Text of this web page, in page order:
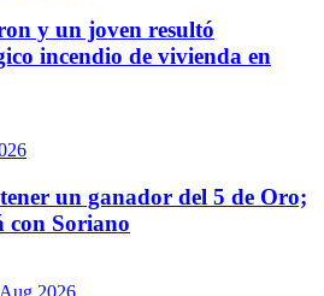
y un joven resultó
incendio de vivienda en
un ganador del 5 de Oro;
con Soriano
2026